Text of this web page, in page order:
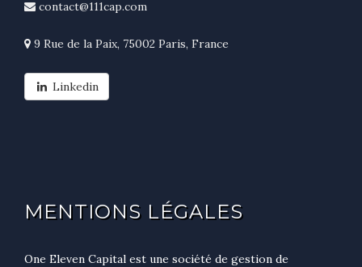
contact@111cap.com
9 Rue de la Paix, 75002 Paris, France
Linkedin
MENTIONS LÉGALES
One Eleven Capital est une société de gestion de